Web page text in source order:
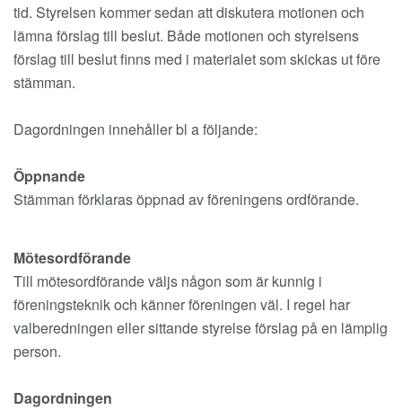
tid. Styrelsen kommer sedan att diskutera motionen och
lämna förslag till beslut. Både motionen och styrelsens
förslag till beslut finns med i materialet som skickas ut före
stämman.
Dagordningen innehåller bl a följande:
Öppnande
Stämman förklaras öppnad av föreningens ordförande.
Mötesordförande
Till mötesordförande väljs någon som är kunnig i
föreningsteknik och känner föreningen väl. I regel har
valberedningen eller sittande styrelse förslag på en lämplig
person.
Dagordningen